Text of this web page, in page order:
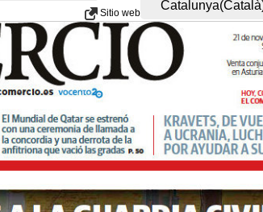
Sitio web